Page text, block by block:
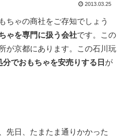
2013.03.25
ちゃの商社をご存知でしょう
ゃを専門に扱う会社です。この
が京都にあります。この石川玩
分でおもちゃを安売りする日 が
先日、たまたま通りかかった